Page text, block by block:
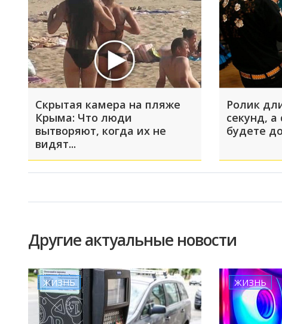
Скрытая камера на пляже
Крыма: Что люди
вытворяют, когда их не
видят...
Ролик
секунд, а
будете
Другие актуальные новости
ЖИЗНЬ ЖИЗНЬ